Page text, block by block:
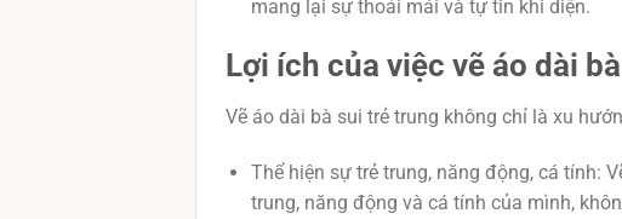
mang lại sự thoải mái và tự tin khi diện.
Lợi ích của việc vẽ áo dài
Vẽ áo dài bà sui trẻ trung không chỉ là xu
Thể hiện sự trẻ trung, năng động, cá tính:
trung, năng động và cá tính của mình,